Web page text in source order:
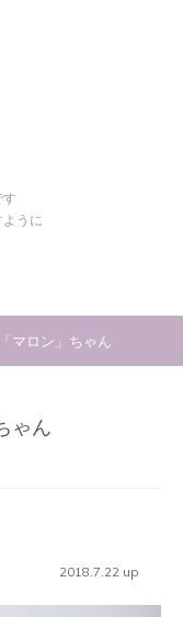
うに
「マロン」ちゃん
ゃん
2018.7.22 up